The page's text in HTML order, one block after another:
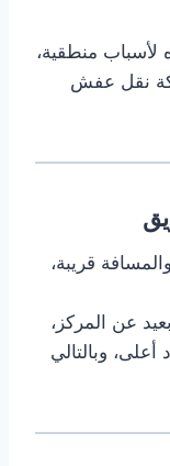
منطقية،
نقل عفش
قريبة،
عن المركز،
وبالتالي